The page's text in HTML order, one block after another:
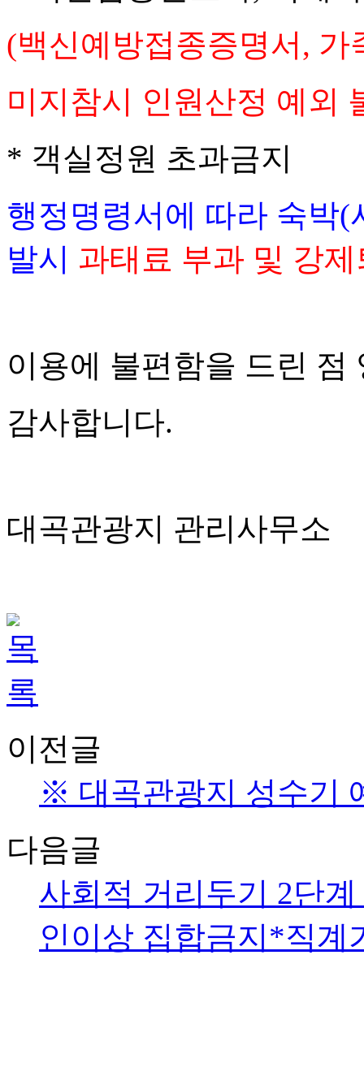
(백신예방접종증명서, 가
미지참시 인원산정 예외
* 객실정원 초과금지
행정명령서에 따라 숙박(
발시 과태료 부과 및 강
이용에 불편함을 드린 점
감사합니다.
대곡관광지 관리사무소
이전글
※ 대곡관광지 성수기
다음글
사회적 거리두기 2단
인이상 집합금지*직계